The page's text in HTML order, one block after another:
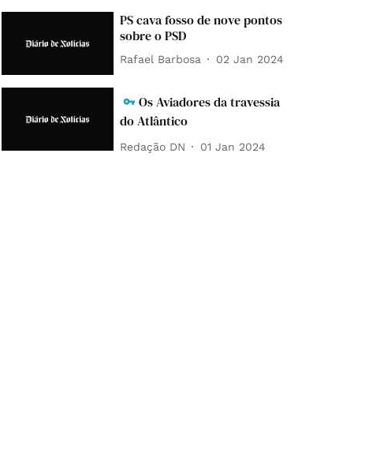
PS cava fosso de nove pontos
sobre o PSD
Rafael Barbosa 02 Jan 2024
Os Aviadores da travessia
do Atlântico
Redação DN 01 Jan 2024